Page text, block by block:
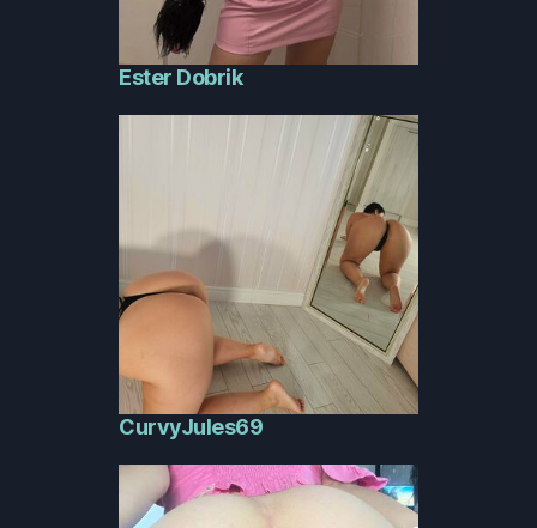
Ester Dobrik
CurvyJules69